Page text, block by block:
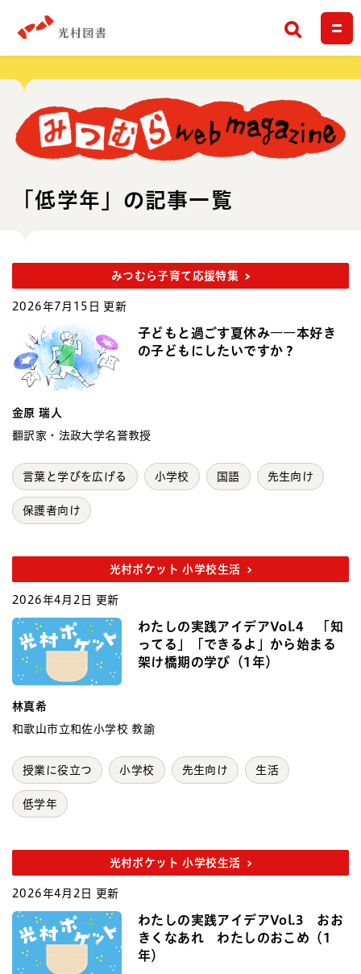
検索
「低学年」の記事一覧
みつむら子育て応援特集
2026年7月15日 更新
子どもと過ごす夏休み――本好き
の子どもにしたいですか？
金原 瑞人
翻訳家・法政大学名誉教授
言葉と学びを広げる 小学校 国語 先生向け
保護者向け
光村ポケット 小学校生活
2026年4月2日 更新
わたしの実践アイデアVol.4 「知
ってる」「できるよ」から始まる
架け橋期の学び（1年）
林真希
和歌山市立和佐小学校 教諭
授業に役立つ 小学校 先生向け 生活
低学年
光村ポケット 小学校生活
2026年4月2日 更新
わたしの実践アイデアVol.3 おお
きくなあれ わたしのおこめ（1
年）